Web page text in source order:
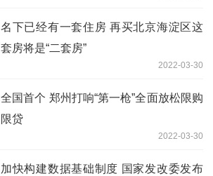
名下已经有一套住房 再买北京海淀区这
套房将是“二套房”
2022-03-30
全国首个 郑州打响“第一枪”全面放松限购
限贷
2022-03-30
加快构建数据基础制度 国家发改委发布